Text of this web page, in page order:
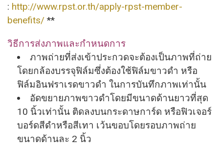
: http://www.rpst.or.th/apply-rpst-member-
benefits/ **
วิธีการส่งภาพและกำหนดการ
ภาพถ่ายที่ส่งเข้าประกวดจะต้องเป็นภาพที่ถ่าย
โดยกล้องบรรจุฟิล์มซึ่งต้องใช้ฟิล์มขาวดํา หรือ
ฟิล์มอินฟราเรดขาวดํา ในการบันทึกภาพเท่านั้น
อัดขยายภาพขาวดําโดยมีขนาดด้านยาวที่สุด
10 นิ้วเท่านั้น ติดลงบนกระดาษการ์ด หรือฟิวเจอร์
บอร์ดสีดําหรือสีเทา เว้นขอบโดยรอบภาพถ่าย
ขนาดด้านละ 2 นิ้ว